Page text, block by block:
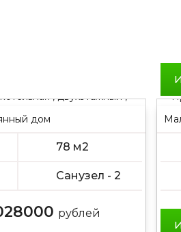
, двухэтажный ,
дом
78 м2
Санузел - 2
рублей